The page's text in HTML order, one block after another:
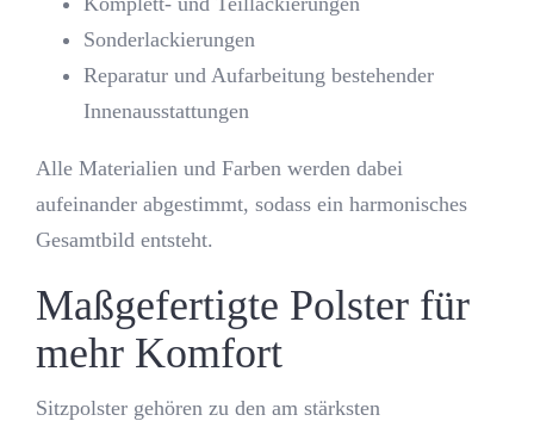
Sonderlackierungen
Reparatur und Aufarbeitung bestehender
Innenausstattungen
Alle Materialien und Farben werden dabei
aufeinander abgestimmt, sodass ein harmonisches
Gesamtbild entsteht.
Maßgefertigte Polster für
mehr Komfort
Sitzpolster gehören zu den am stärksten